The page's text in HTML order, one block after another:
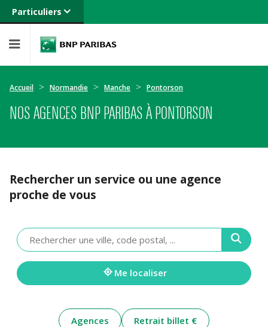
Particuliers
Banque privée
Entreprises
Accueil Normandie Manche Pontorson
NOS AGENCES BNP PARIBAS À PONTORSON
Rechercher un service ou une agence
proche de vous
Veuillez
renseigner
une
adresse
Me localiser
Agences
Retrait billet €